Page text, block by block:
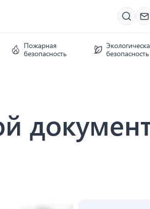
Пожарная
безопасность
безопасность